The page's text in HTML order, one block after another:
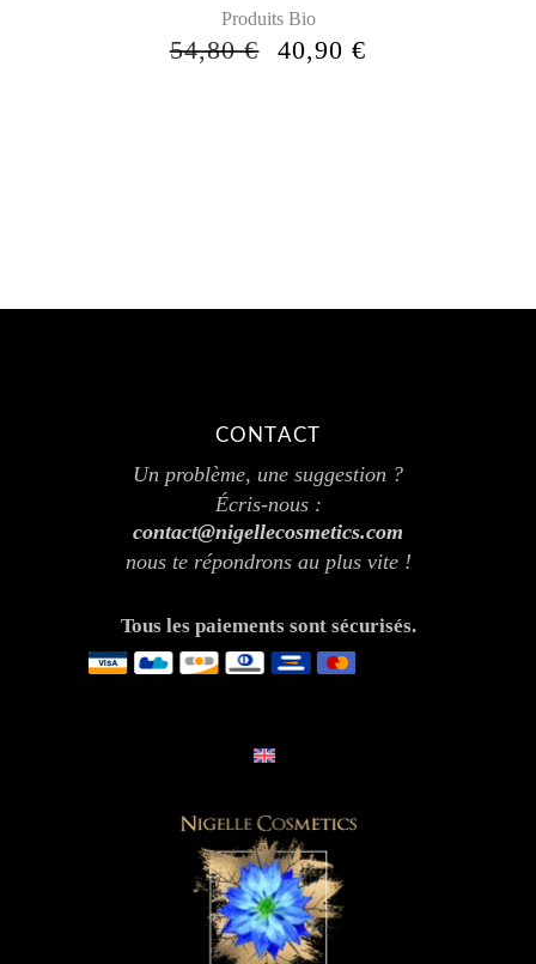
Produits Bio
54,80€
LE
40,90€
CONTACT
Un problème, une suggestion ?
Écris-nous :
contact@nigellecosmetics.com
nous te répondrons au plus vite !
Tous les paiements sont sécurisés.